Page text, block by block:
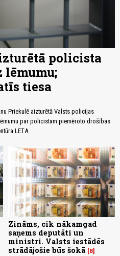
policista
lēmumu;
tiesa
Priekulē aizturētā Valsts policijas
par policistam piemēroto drošības
LETA.
Zināms, cik nākamgad
saņems deputāti un
ministri. Valsts iestādēs
strādājošie būs šokā 8